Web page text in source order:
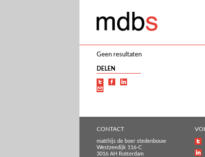
Geen resultaten
DELEN
CONTACT
matthijs de boer stedenbouw
Westzeedijk 116-C
3016 AH Rotterdam